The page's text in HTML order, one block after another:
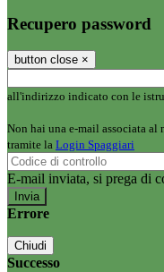
Recupero password
button close ×
all'indirizzo indicato con le
Non hai una e-mail associata al
tramite la Login Spaggiari
E-mail inviata, si prega di
Errore
Chiudi
Successo